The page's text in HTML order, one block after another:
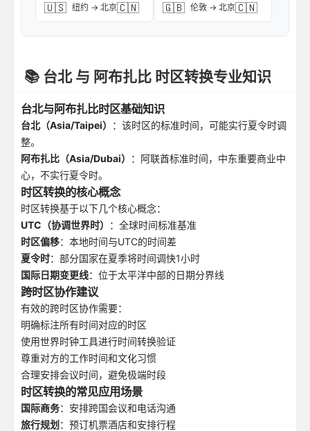
🇺🇸 纽约 → 北京🇨🇳 🇬🇧 伦敦 → 北京🇨🇳
📚 台北 与 阿布扎比 时区转换专业知识
台北与阿布扎比时区基础知识
台北（Asia/Taipei）
：该时区的标准时间，可能实行夏令时调
整。
阿布扎比（Asia/Dubai）
：阿联酋标准时间，中东重要商业中
心，不实行夏令时。
时区转换的核心概念
时区转换基于以下几个核心概念：
UTC（协调世界时）
：全球时间标准基准
时区偏移：本地时间与UTC的时间差
夏令时：部分国家在夏季将时间调快1小时
国际日期变更线：位于太平洋中部的日期分界线
跨时区协作建议
有效的跨时区协作需要：
明确标注所有时间对应的时区
使用世界时钟工具进行时间转换验证
尊重对方的工作时间和文化习惯
合理安排会议时间，避免极端时段
时区转换的常见应用场景
国际商务：安排跨国会议和电话沟通
旅行规划 ：预订机票酒店和安排行程